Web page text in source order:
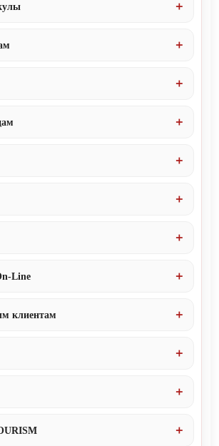
Line
клиентам